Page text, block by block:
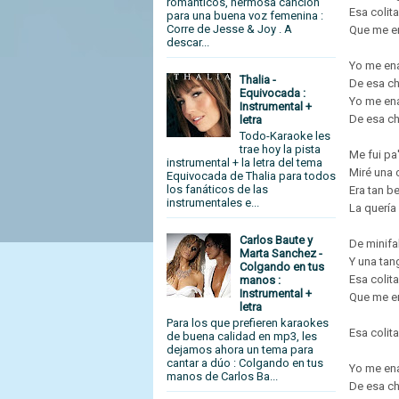
para una buena voz femenina :
Corre de Jesse & Joy . A
descar...
Thalia -
Equivocada :
Instrumental +
letra
Todo-Karaoke les
trae hoy la pista
instrumental + la letra del tema
Equivocada de Thalia para todos
los fanáticos de las
instrumentales e...
Carlos Baute y
Marta Sanchez -
Colgando en tus
manos :
Instrumental +
letra
Para los que prefieren karaokes
de buena calidad en mp3, les
dejamos ahora un tema para
cantar a dúo : Colgando en tus
manos de Carlos Ba...
Esa
Que me
Yo me
De esa
Yo me
De esa
Me fui
Miré una
Era tan
La
De
Y una
Esa
Que me
Esa
Yo me
De esa